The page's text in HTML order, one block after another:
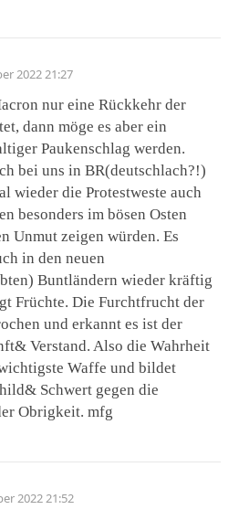
2022 21:27
nur eine Rückkehr der
dann möge es aber ein
Paukenschlag werden.
bei uns in BR(deutschlach?!)
wieder die Protestweste auch
besonders im bösen Osten
Unmut zeigen würden. Es
in den neuen
Buntländern wieder kräftig
Früchte. Die Furchtfrucht der
und erkannt es ist der
Verstand. Also die Wahrheit
Waffe und bildet
Schwert gegen die
Obrigkeit. mfg
2022 21:52